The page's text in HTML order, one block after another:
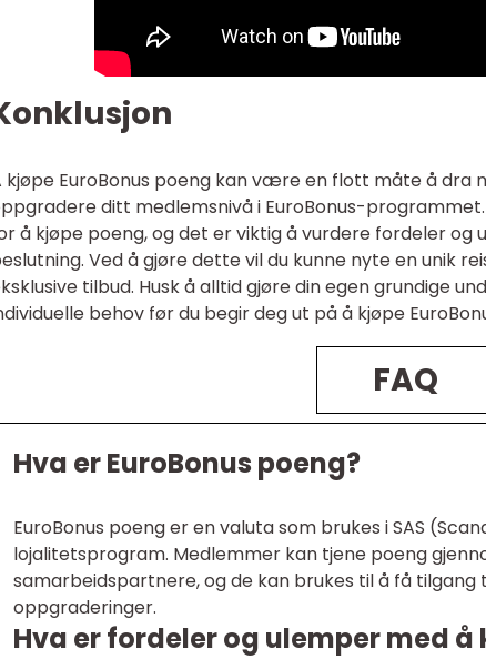
kjøpe EuroBonus poeng kan være en flott måte å dra
ditt medlemsnivå i EuroBonus-
å kjøpe poeng, og det er viktig å vurdere fordeler
Ved å gjøre dette vil du kunne nyte en unik
tilbud. Husk å alltid gjøre din egen grundige
behov før du begir deg ut på å kjøpe
FAQ
Hva er EuroBonus poeng?
EuroBonus poeng er en valuta som brukes i SAS
lojalitetsprogram. Medlemmer kan tjene poeng
samarbeidspartnere, og de kan brukes til å få tilgang
oppgraderinger.
Hva er fordeler og ulemper med å